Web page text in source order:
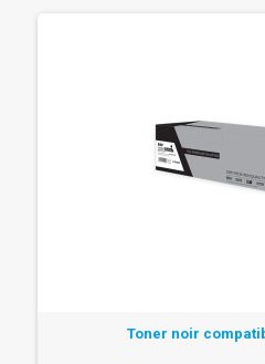
Toner noir